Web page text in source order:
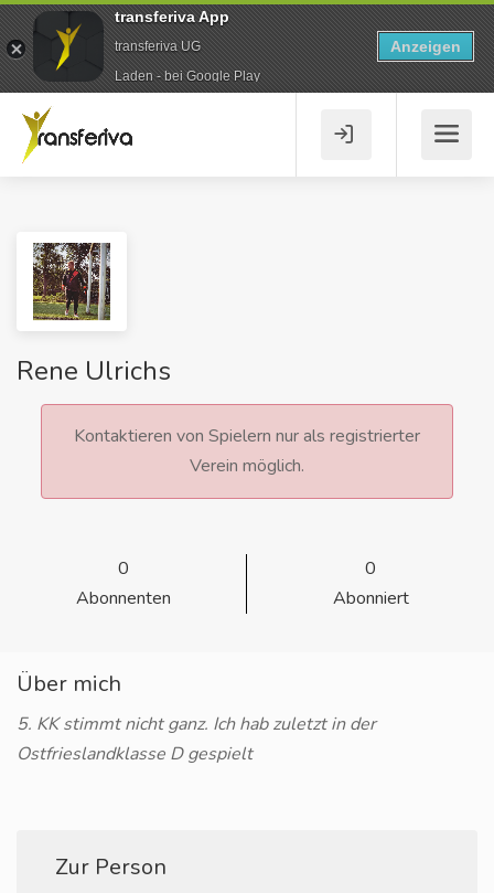
Rene Ulrichs
Kontaktieren von Spielern nur als registrierter
Verein möglich.
0
Abonnenten
0
Abonniert
Über mich
5. KK stimmt nicht ganz. Ich hab zuletzt in der
Ostfrieslandklasse D gespielt
Zur Person
transferiva App
transferiva UG
Laden - bei Google Play
Anzeigen